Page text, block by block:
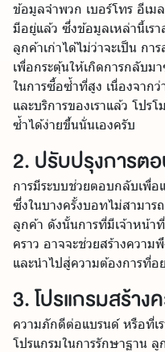
ข้อมูลจำพวก เบอร์โทร อีเ
มีอยู่แล้ว ซึ่งข้อมูลเหล่านี้เร
ลูกค้าเก่าได้ไม่ว่าจะเป็น กา
เพื่อกระตุ้นให้เกิดการกลับม
ในการซื้อซ้ำที่สูง เนื่องจาก
และบริการของเราแล้ว โปร
ซ้ำได้ง่ายขึ้นนั่นเองครับ
2. ปรับปรุงการต
การมีระบบช่วยตอบกลับเพื่
ซึ่งในบางครั้งบอทไม่สามา
ลูกค้า ดังนั้นการที่มีเจ้าหน้า
คราว อาจจะช่วยสร้างควา
และนำไปสู่ความต้องการที่อ
3. โปรแกรมสร้า
ความภักดีต่อแบรนด์ หรือที่เ
โปรแกรมในการรักษาฐาน